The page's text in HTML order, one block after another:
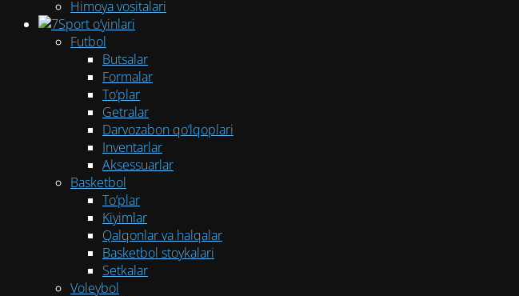
Himoya vositalari
Sport o‘yinlari
Futbol
Butsalar
Formalar
To‘plar
Getralar
Darvozabon qo‘lqoplari
Inventarlar
Aksessuarlar
Basketbol
To‘plar
Kiyimlar
Qalqonlar va halqalar
Basketbol stoykalari
Setkalar
Voleybol